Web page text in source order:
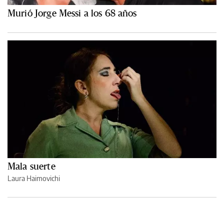
Murió Jorge Messi a los 68 años
Mala suerte
Laura Haimovichi